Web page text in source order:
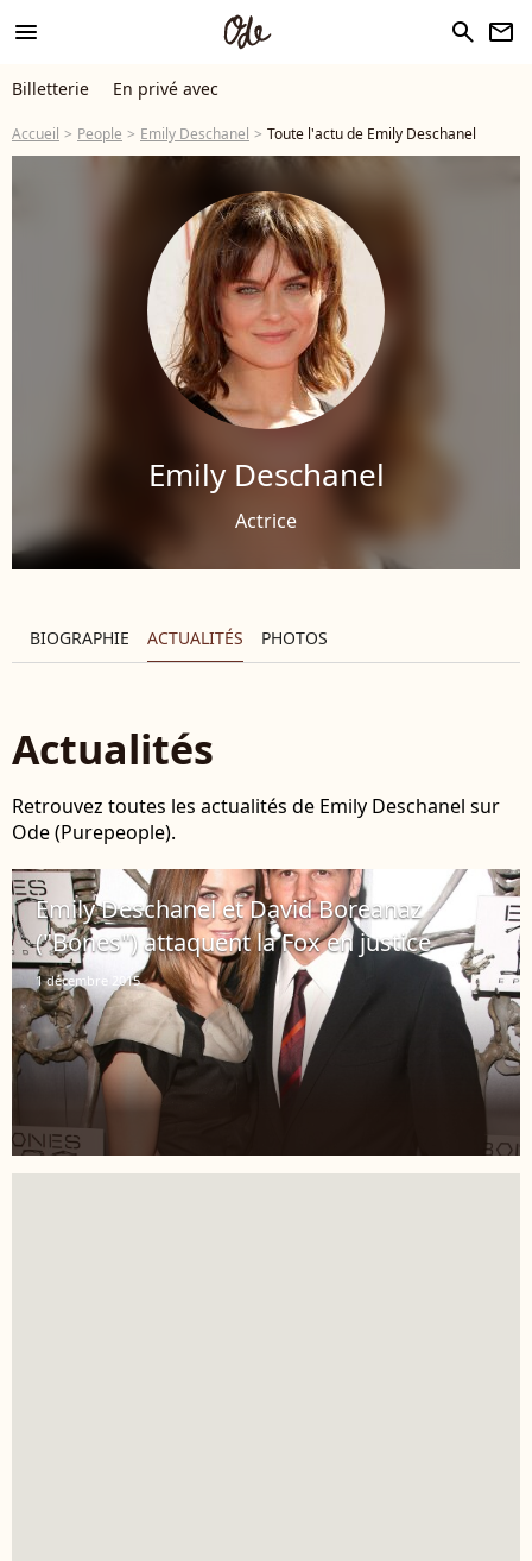
menu search newsletter
Billetterie En privé avec
Accueil People Emily Deschanel Toute l'actu de Emily Deschanel
Emily Deschanel
Actrice
BIOGRAPHIE ACTUALITÉS PHOTOS
Actualités
Retrouvez toutes les actualités de Emily Deschanel sur
Ode (Purepeople).
Emily Deschanel et David Boreanaz
("Bones") attaquent la Fox en justice
1 décembre 2015